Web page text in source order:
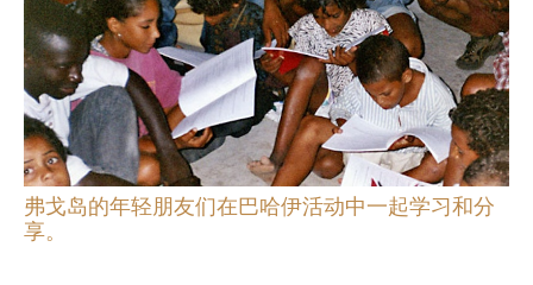
弗戈岛的年轻朋友们在巴哈伊活动中一起学习和分
享。